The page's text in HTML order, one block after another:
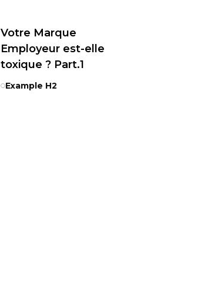
Votre Marque
Employeur est-elle
toxique ? Part.1
Example H2